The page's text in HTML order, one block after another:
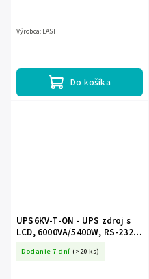
Do košíka
Výrobca: EAST
UPS6KV-T-ON - UPS zdroj s
LCD, 6000VA/5400W, RS-232,
Dodanie 7 dní (>20 ks)